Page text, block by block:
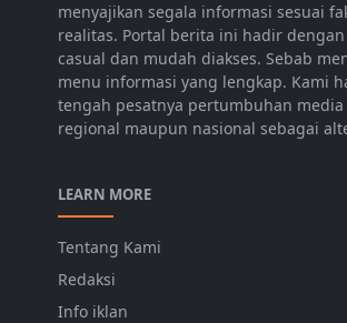
menyajikan segala informasi sesuai
realitas. Portal berita ini hadir
casual dan mudah diakses. Sebab
menu informasi yang lengkap. Kami
tengah pesatnya pertumbuhan media
regional maupun nasional sebagai
LEARN MORE
Tentang Kami
Redaksi
Info iklan